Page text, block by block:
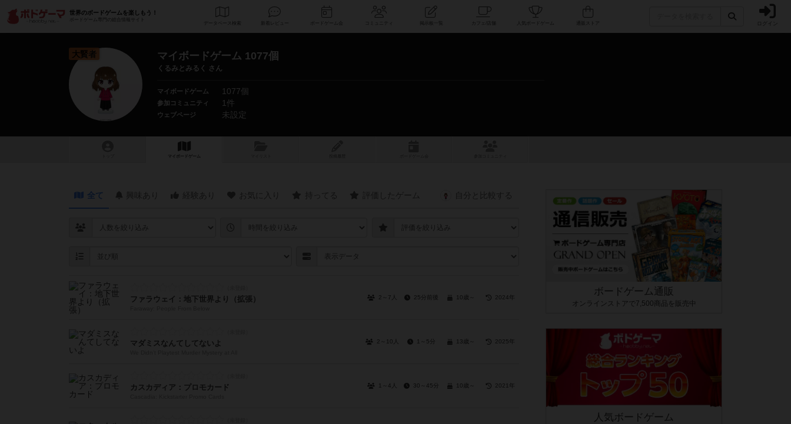
世界のボードゲームを楽しもう！
ボードゲーム専門の総合情報サイト
データベース コミュニティ 人気ボードゲーム ログイン
大賢者 マイボードゲーム 1077個
くるみとみるく さん
マイボードゲーム 1077個
参加コミュニティ 1件
ウェブページ 未設定
マイボードゲーム
全て
ファラウェイ：地下世界より（拡張） 2～7人 25分前後 10歳～ 2024年
マダミスなんてしてないよ 2～10人 1～5分 13歳～ 2025年
カスカディア：プロモカード 1～4人 30～45分 10歳～ 2021年
ボードゲーム通販
オンラインストアで7,500商品を販売中
人気ボードゲーム